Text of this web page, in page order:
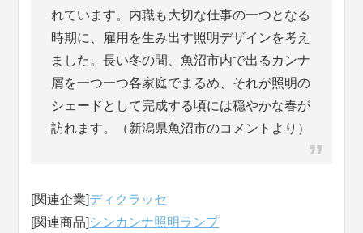
れています。内職も大切な仕事の一つとなる
時期に、雇用を生み出す照明デザインを考え
ました。長い冬の間、魚沼市内で出るカンナ
屑を一つ一つ各家庭でまるめ、それが照明の
シェードとして完成する頃には穏やかな春が
訪れます。（新潟県魚沼市のコメントより）
[関連企業]ディクラッセ
[関連商品] シンカンナ照明ランプ